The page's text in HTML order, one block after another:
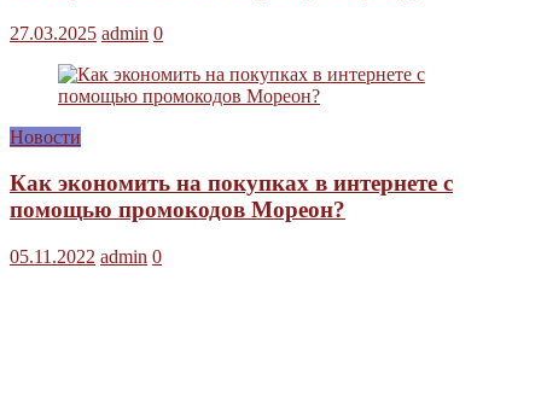
27.03.2025 admin 0
Новости
Как экономить на покупках в интернете с
помощью промокодов Мореон?
05.11.2022 admin 0